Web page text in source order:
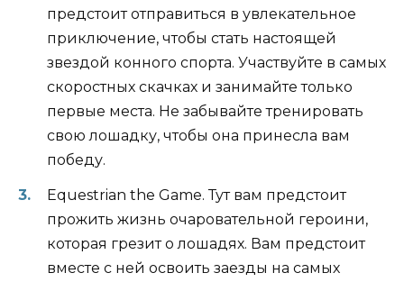
предстоит отправиться в увлекательное
приключение, чтобы стать настоящей
звездой конного спорта. Участвуйте в самых
скоростных скачках и занимайте только
первые места. Не забывайте тренировать
свою лошадку, чтобы она принесла вам
победу.
Equestrian the Game. Тут вам предстоит
прожить жизнь очаровательной героини,
которая грезит о лошадях. Вам предстоит
вместе с ней освоить заезды на самых